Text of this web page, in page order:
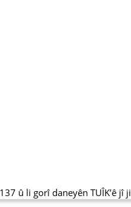
û li gorî daneyên TUÎK’ê jî